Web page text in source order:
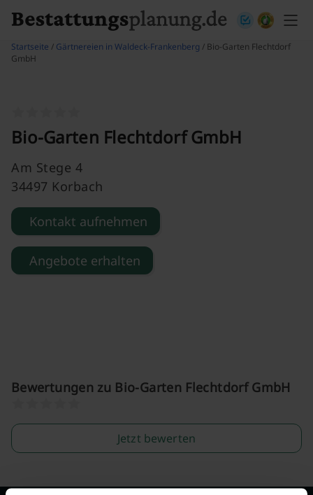
Startseite / Gärtnereien in Waldeck-Frankenberg / Bio-Garten Flechtdorf
GmbH
Bio-Garten Flechtdorf GmbH
Am Stege 4
34497 Korbach
Kontakt aufnehmen
Angebote erhalten
Bewertungen zu Bio-Garten Flechtdorf GmbH
Jetzt bewerten